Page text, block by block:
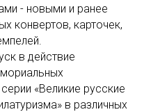
- новыми и ранее
конвертов, карточек,
в действие
«Великие русские
в различных